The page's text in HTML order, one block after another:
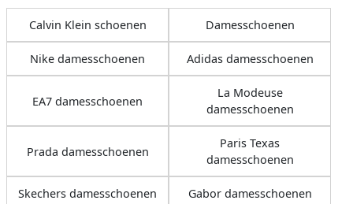
Calvin Klein schoenen Damesschoenen
Nike damesschoenen Adidas damesschoenen
EA7 damesschoenen
La Modeuse
damesschoenen
Prada damesschoenen
Paris Texas
damesschoenen
Skechers damesschoenen Gabor damesschoenen